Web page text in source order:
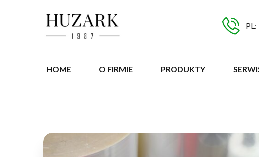
HOME O FIRMIE PRODUKTY